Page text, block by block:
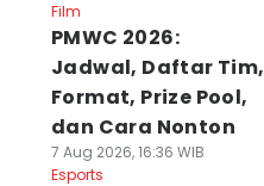
Film
PMWC 2026:
Jadwal, Daftar Tim,
Format, Prize Pool,
dan Cara Nonton
7 Aug 2026, 16:36 WIB
Esports